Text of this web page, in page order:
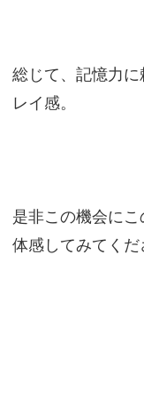
総じて、記憶力
レイ感。
是非この機会に
体感してみてくだ